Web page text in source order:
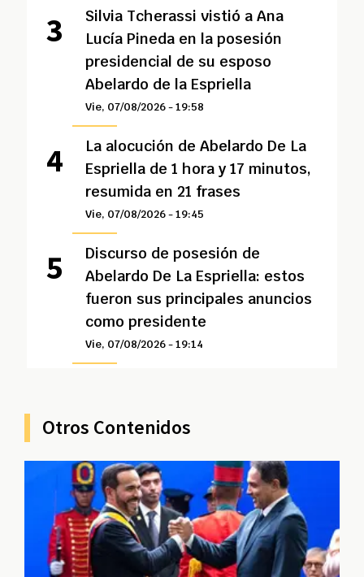
Silvia Tcherassi vistió a Ana
Lucía Pineda en la posesión
presidencial de su esposo
Abelardo de la Espriella
Vie, 07/08/2026 - 19:58
La alocución de Abelardo De La
Espriella de 1 hora y 17 minutos,
resumida en 21 frases
Vie, 07/08/2026 - 19:45
Discurso de posesión de
Abelardo De La Espriella: estos
fueron sus principales anuncios
como presidente
Vie, 07/08/2026 - 19:14
Otros Contenidos